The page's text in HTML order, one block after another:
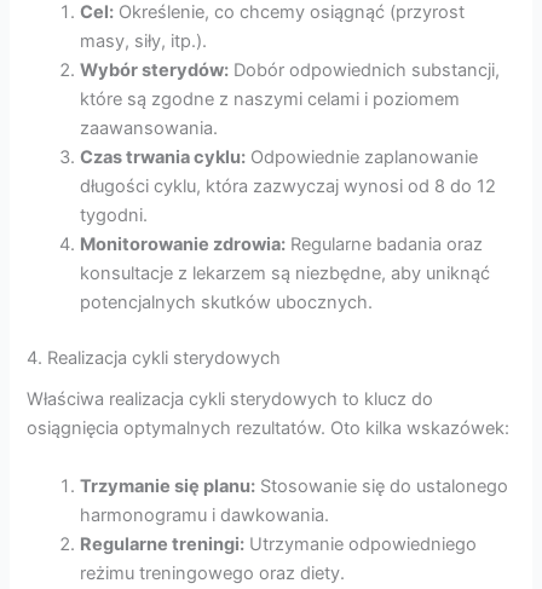
Cel: Określenie, co chcemy osiągnąć (przyrost
masy, siły, itp.).
Wybór sterydów: Dobór odpowiednich substancji,
które są zgodne z naszymi celami i poziomem
zaawansowania.
Czas trwania cyklu: Odpowiednie zaplanowanie
długości cyklu, która zazwyczaj wynosi od 8 do 12
tygodni.
Monitorowanie zdrowia: Regularne badania oraz
konsultacje z lekarzem są niezbędne, aby uniknąć
potencjalnych skutków ubocznych.
4. Realizacja cykli sterydowych
Właściwa realizacja cykli sterydowych to klucz do
osiągnięcia optymalnych rezultatów. Oto kilka wskazówek:
Trzymanie się planu: Stosowanie się do ustalonego
harmonogramu i dawkowania.
Regularne treningi: Utrzymanie odpowiedniego
reżimu treningowego oraz diety.